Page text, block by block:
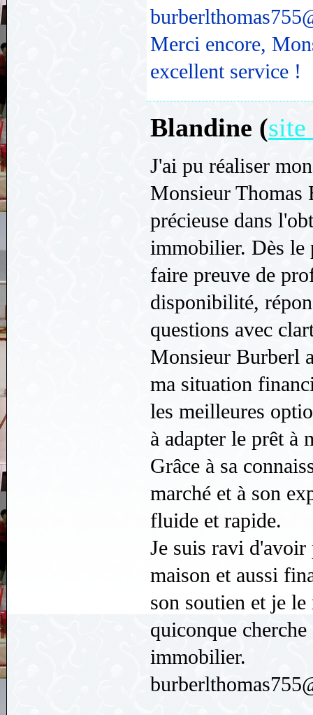
Merci encore,
excellent service !
Blandine (site
J'ai pu réaliser
Monsieur Thomas
précieuse dans
immobilier. Dès le
faire preuve de
disponibilité,
questions avec
Monsieur Burberl
ma situation
les meilleures
à adapter le prêt à
Grâce à sa
marché et à son
fluide et rapide.
Je suis ravi
maison et aussi
son soutien et je
quiconque
immobilier.